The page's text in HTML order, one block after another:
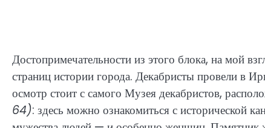
Достопримечательности из этого блока, на мой
страниц истории города. Декабристы провели в
осмотр стоит с самого Музея декабристов,
64): здесь можно ознакомиться с исторической